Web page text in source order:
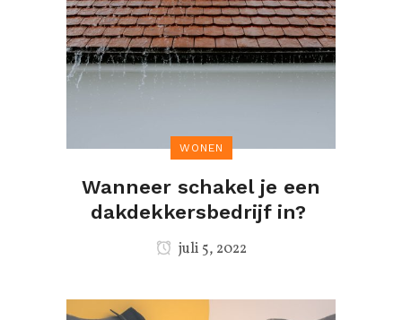
WONEN
Wanneer schakel je een
dakdekkersbedrijf in?
juli 5, 2022